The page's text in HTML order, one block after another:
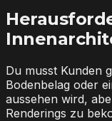
Du musst Kunden
Bodenbelag oder
aussehen wird,
Renderings zu